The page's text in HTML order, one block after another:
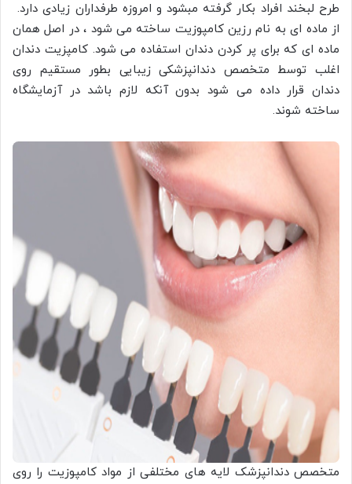
طرح لبخند افراد بکار گرفته مبشود و امروزه طرفداران زیادی دارد.
از ماده ای به نام رزین کامپوزیت ساخته می شود ، در اصل همان
ماده ای که برای پر کردن دندان استفاده می شود. کامپزیت دندان
اغلب توسط متخصص دندانپزشکی زیبایی بطور مستقیم روی
دندان قرار داده می شود بدون آنکه لازم باشد در آزمایشگاه
ساخته شوند.
متخصص دندانپزشک لایه های مختلفی از مواد کامپوزیت را روی